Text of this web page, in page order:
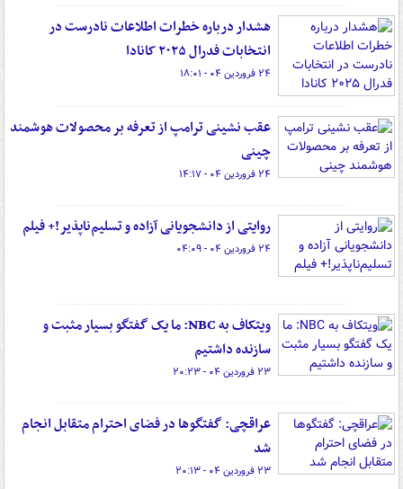
هشدار درباره خطرات اطلاعات نادرست در
انتخابات فدرال ۲۰۲۵ کانادا
۲۴ فروردین ۰۴ - ۱۸:۰۱
عقب نشینی ترامپ از تعرفه بر محصولات هوشمند
چینی
۲۴ فروردین ۰۴ - ۱۴:۱۷
روایتی از دانشجویانی آزاده و تسلیم‌ناپذیر!+ فیلم
۲۴ فروردین ۰۴ - ۰۴:۰۹
ویتکاف به NBC: ما یک گفتگو بسیار مثبت و
سازنده داشتیم
۲۳ فروردین ۰۴ - ۲۰:۲۳
عراقچی: گفتگوها در فضای احترام متقابل انجام
شد
۲۳ فروردین ۰۴ - ۲۰:۱۳